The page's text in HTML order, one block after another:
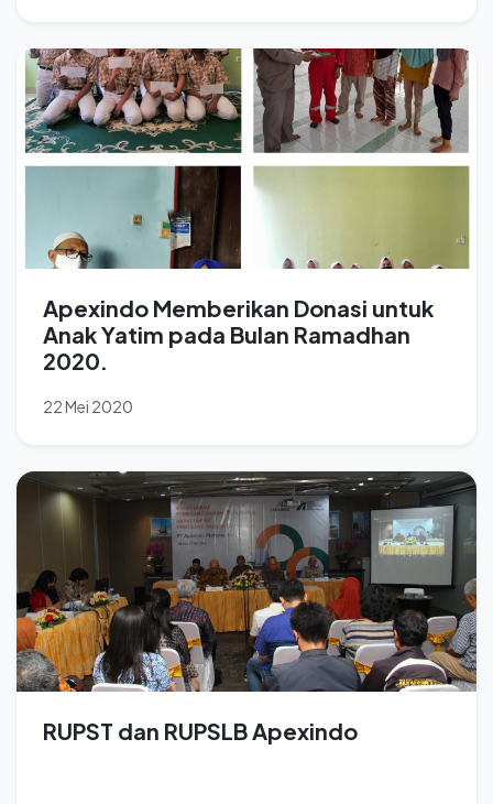
Apexindo Memberikan Donasi untuk
Anak Yatim pada Bulan Ramadhan
2020.
22 Mei 2020
RUPST dan RUPSLB Apexindo